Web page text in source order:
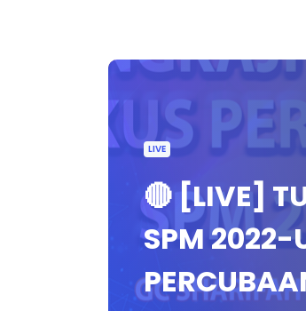
LIVE
🔴 [LIVE]
SPM 2022-